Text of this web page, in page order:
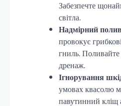
Забезпечте
світла.
Надмірний
провокує
гниль. Поливайте
дренаж.
Ігнорування
умовах квасолю
павутинний кліщ